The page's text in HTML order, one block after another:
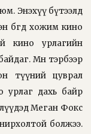
Энэхүү бүтээлд
бөгөөд хожим кино
кино урлагийн
Мөн тэрбээр
түүний цуврал
урлаг дахь байр
Меган Фокс
болжээ.